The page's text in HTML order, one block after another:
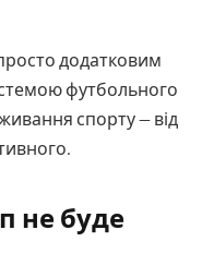
додатковим
футбольного
спорту — від
не буде